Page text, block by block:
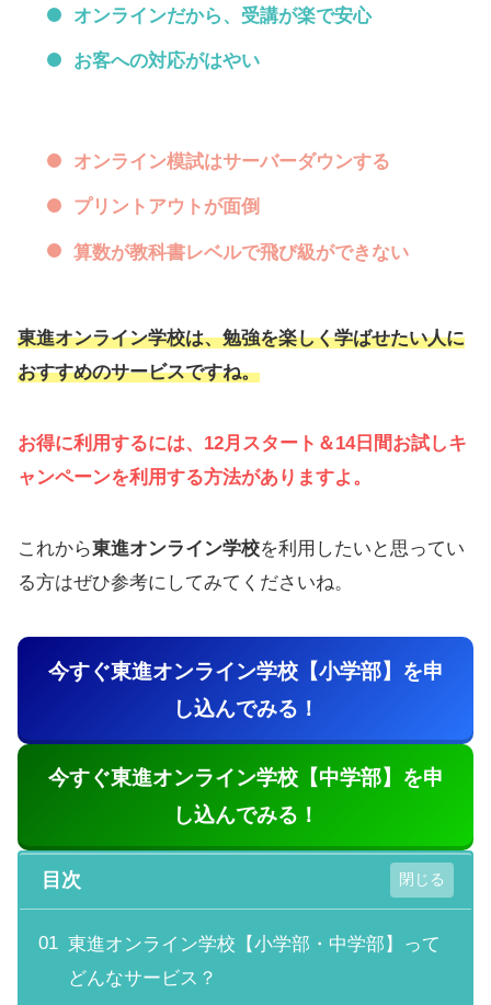
オンラインだから、受講が楽で安心
お客への対応がはやい
オンライン模試はサーバーダウンする
プリントアウトが面倒
算数が教科書レベルで飛び級ができない
東進オンライン学校は、勉強を楽しく学ばせたい人に
おすすめのサービスですね。
お得に利用するには、12月スタート＆14日間お試しキ
ャンペーンを利用する方法がありますよ。
これから東進オンライン学校を利用したいと思ってい
る方はぜひ参考にしてみてくださいね。
今すぐ東進オンライン学校【小学部】を申
し込んでみる！
今すぐ東進オンライン学校【中学部】を申
し込んでみる！
目次
東進オンライン学校【小学部・中学部】って
どんなサービス？